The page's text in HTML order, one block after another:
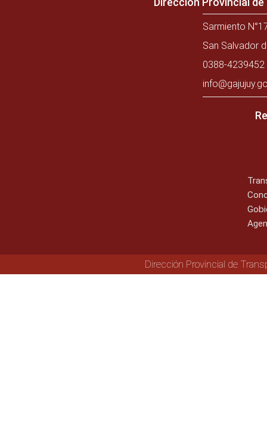
Sarmiento
San Salvador
0388-
Dirección Provincial de